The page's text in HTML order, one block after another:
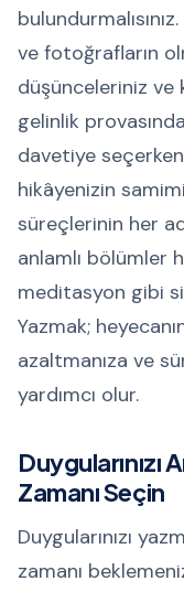
ve fotoğrafların
düşünceleriniz ve
gelinlik
davetiye seçerken
hikâyenizin
süreçlerinin her
anlamlı bölümler
meditasyon gibi
Yazmak;
azaltmanıza ve
yardımcı olur.
Duygularınızı
Zamanı Seçin
Duygularınızı
zamanı